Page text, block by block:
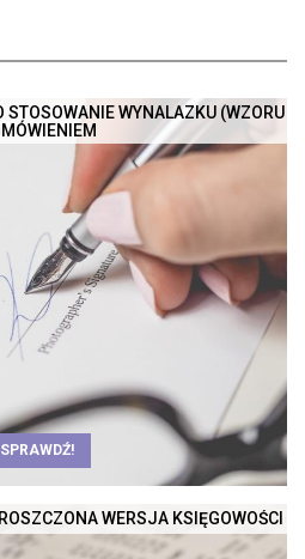
STOSOWANIE WYNALAZKU (WZORU
SPRAWDŹ!
WERSJA KSIĘGOWOŚCI